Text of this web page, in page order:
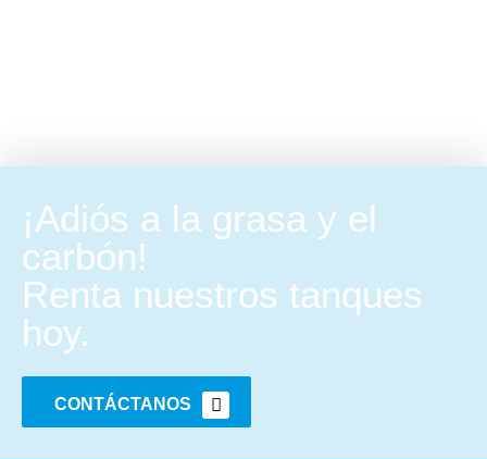
¡Adiós a la grasa y el
carbón!
Renta nuestros tanques
hoy.
CONTÁCTANOS